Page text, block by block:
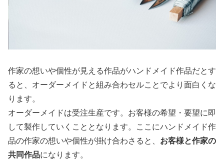
作家の想いや個性が見える作品がハンドメイド作品だとす
ると、オーダーメイドと組み合わセルことでより面白くな
ります。
オーダーメイドは受注生産です。お客様の希望・要望に即
して製作していくこととなります。ここにハンドメイド作
品の作家の想いや個性が掛け合わさると、 お客様と作家の
共同作品になります。